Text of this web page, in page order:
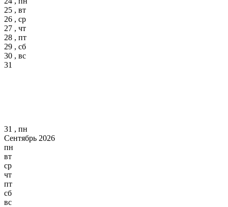
25 , вт
26 , ср
27 , чт
28 , пт
29 , сб
30 , вс
31
31 , пн
Сентябрь 2026
пн
вт
ср
чт
пт
сб
вс